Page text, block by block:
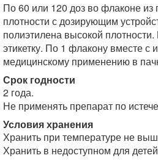
По 60 или 120 доз во флаконе из
плотности с дозирующим
полиэтилена высокой
этикетку. По 1 флакону вместе с
медицинскому применению в
Срок годности
2 года.
Не применять препарат по
Условия хранения
Хранить при температуре не
Хранить в недоступном для